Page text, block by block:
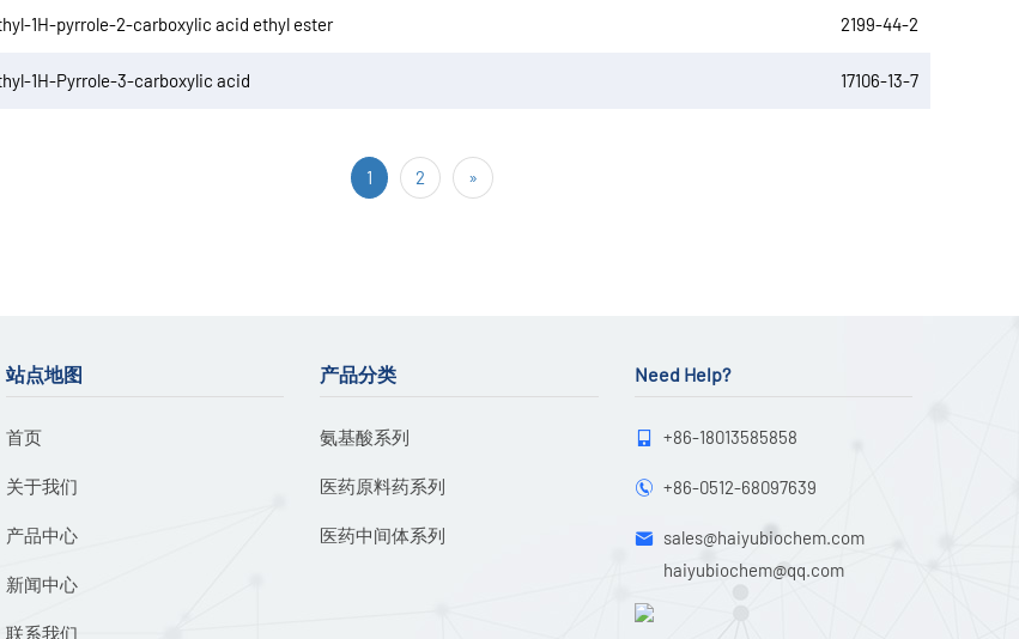
1H-pyrrole-2-carboxylic acid ethyl ester 2199-44-2
1H-Pyrrole-3-carboxylic acid 17106-13-7
1 2 »
站点地图
首页
关于我们
产品中心
新闻中心
联系我们
产品分类
氨基酸系列
医药原料药系列
医药中间体系列
Need Help?
 +86-18013585858
 +86-0512-68097639
 sales@haiyubiochem.com
haiyubiochem@qq.com